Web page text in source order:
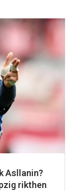
Asllanin?
rikthen